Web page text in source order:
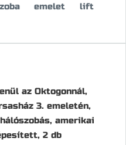
emelet
lift
az Oktogonnál,
3. emeletén,
amerikai
2 db